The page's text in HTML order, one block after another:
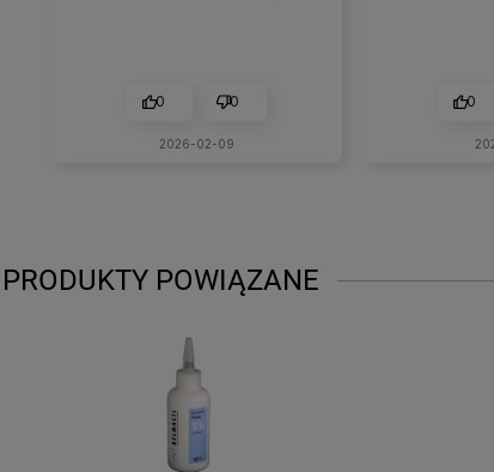
0 0
2026-02-09
0
PRODUKTY POWIĄZANE